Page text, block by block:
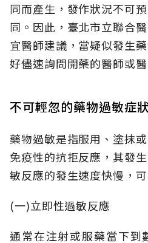
同而產生，發作狀況不可
同。因此，臺北市立聯合
宜醫師建議，當疑似發生
好儘速詢問開藥的醫師或
不可輕忽的藥物過敏症
藥物過敏是指服用、塗抹
免疫性的抗拒反應，其發
敏反應的發生速度快慢，
(一)立即性過敏反應
通常在注射或服藥當下到